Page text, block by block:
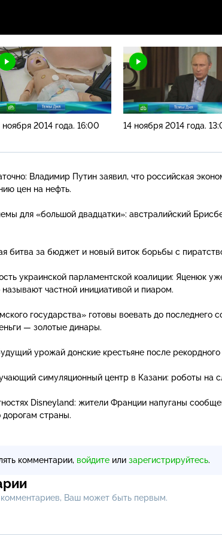
ноября 2014 года. 16:00 14 ноября 2014 года.
Владимир Путин заявил, что российская
цен на нефть.
для «большой двадцатки»: австралийский
битва за бюджет и новый виток борьбы с
украинской парламентской коалиции: Яценюк
частной инициативой и пиаром.
государства» готовы воевать до последнего
— золотые динары.
урожай донские крестьяне после рекордного
симуляционный центр в Казани: роботы на
Disneyland: жители Франции напуганы
дорогам страны.
комментарии, войдите или зарегистрируйтесь.
комментариев, Ваш может быть первым.